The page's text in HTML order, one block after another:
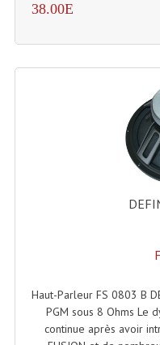
Micro
Micro
Multi-
38.00E
Haut-Parleur FS 0803 B
PGM sous 8 Ohms Le
continue après avoir